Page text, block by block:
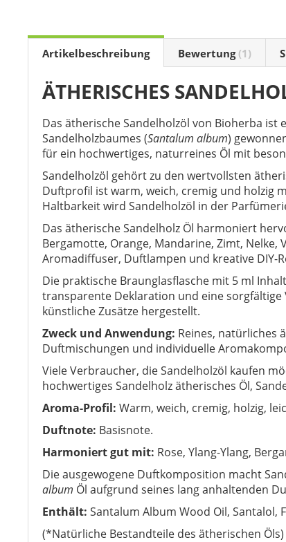
of
gallery
Artikelbeschreibung
ÄTHERISCHES
Das ätherische Sandelholzöl von Bioherba ist
Sandelholzbaumes (Santalum album)
für ein hochwertiges, naturreines Öl mit
Sandelholzöl gehört zu den wertvollsten
Duftprofil ist warm, weich, cremig und holzig
Haltbarkeit wird Sandelholzöl in der
Das ätherische Sandelholz Öl harmoniert
Bergamotte, Orange, Mandarine, Zimt,
Aromadiffuser, Duftlampen und kreative DIY-
Die praktische Braunglasflasche mit 5 ml
transparente Deklaration und eine
künstliche Zusätze hergestellt.
Zweck und Anwendung: Reines, natürliches
Duftmischungen und individuelle
Viele Verbraucher, die Sandelholzöl kaufen
hochwertiges Sandelholz ätherisches Öl,
Aroma-Profil: Warm, weich, cremig, holzig,
Duftnote: Basisnote.
Harmoniert gut mit: Rose, Ylang-Ylang,
Die ausgewogene Duftkomposition macht
album Öl aufgrund seines lang anhaltenden
Enthält: Santalum Album Wood Oil, Santalol,
(*Natürliche Bestandteile des ätherischen Öls)
Bewertung 1